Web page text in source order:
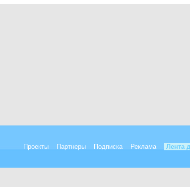
Проекты Партнеры Подписка Реклама Лента